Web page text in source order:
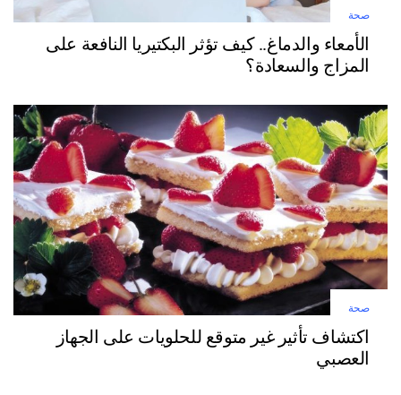
صحة
الأمعاء والدماغ.. كيف تؤثر البكتيريا النافعة على
المزاج والسعادة؟
صحة
اكتشاف تأثير غير متوقع للحلويات على الجهاز
العصبي